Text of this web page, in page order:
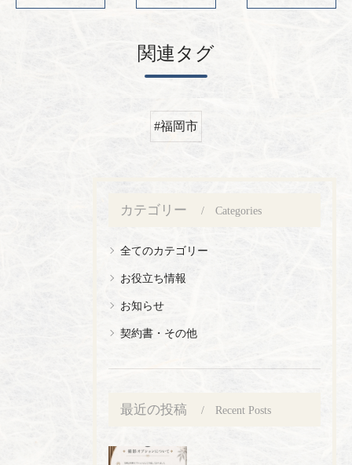
関連タグ
#福岡市
カテゴリー Categories
全てのカテゴリー
お役立ち情報
お知らせ
契約書・その他
最近の投稿 Recent Posts